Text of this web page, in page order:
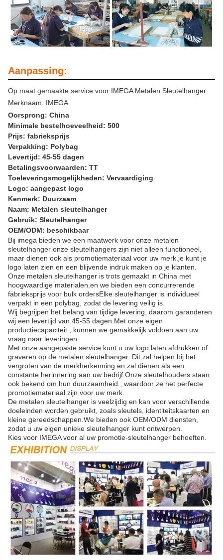
Aanpassing:
Op maat gemaakte service voor IMEGA Metalen Sleutelhanger
Merknaam: IMEGA
Oorsprong: China
Minimale bestelhoeveelheid: 500
Prijs: fabrieksprijs
Verpakking: Polybag
Levertijd: 45-55 dagen
Betalingsvoorwaarden: TT
Toeleveringsmogelijkheden: Vervaardiging
Logo: aangepast logo
Kenmerk: Duurzaam
Naam: Metalen sleutelhanger
Gebruik: Sleutelhanger
OEM/ODM: beschikbaar
Bij imega bieden we een maatwerk voor onze metalen
sleutelhanger onze sleutelhangers zijn niet alleen functioneel,
maar dienen ook als promotiemateriaal voor uw merk.je kunt je
logo laten zien en een blijvende indruk maken op je klanten.
Onze metalen sleutelhanger is trots gemaakt in China met
hoogwaardige materialen.en we bieden een concurrerende
fabrieksprijs voor bulk ordersElke sleutelhanger is individueel
verpakt in een polybag, zodat de levering veilig is.
Wij begrijpen het belang van tijdige levering, daarom garanderen
wij een levertijd van 45-55 dagen.Met onze eigen
productiecapaciteit., kunnen we gemakkelijk voldoen aan uw
vraag naar leveringen.
Met onze aangepaste service kunt u uw logo laten afdrukken of
graveren op de metalen sleutelhanger. Dit zal helpen bij het
vergroten van de merkherkenning en zal dienen als een
constante herinnering aan uw bedrijf.Onze sleutelhouders staan
ook bekend om hun duurzaamheid., waardoor ze het perfecte
promotiemateriaal zijn voor uw merk.
De metalen sleutelhanger is veelzijdig en kan voor verschillende
doeleinden worden gebruikt, zoals sleutels, identiteitskaarten en
kleine gereedschappen.We bieden ook OEM/ODM diensten,
zodat u uw eigen unieke sleutelhanger kunt ontwerpen.
Kies voor IMEGA voor al uw promotie-sleutelhanger behoeften.